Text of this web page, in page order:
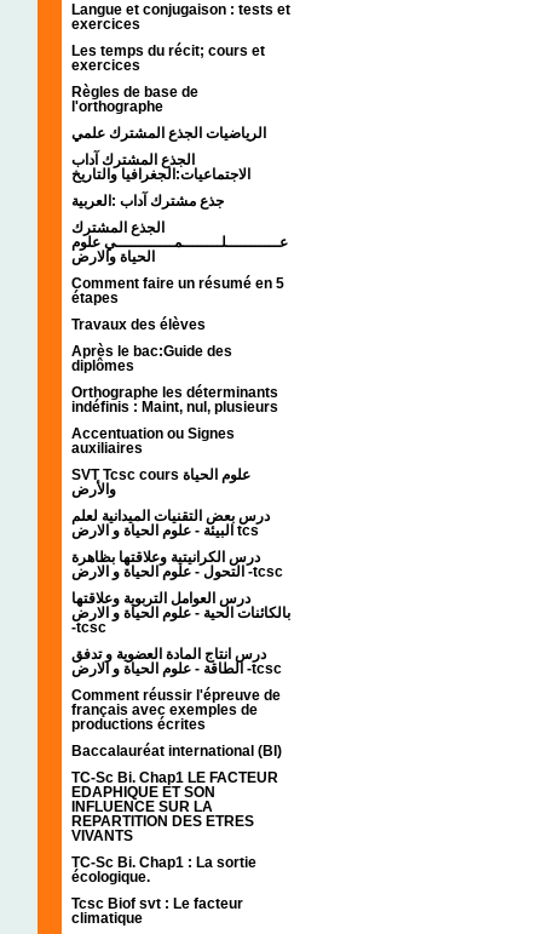
Langue et conjugaison : tests et
exercices
Les temps du récit; cours et
exercices
Règles de base de
l'orthographe
الرياضيات الجذع المشترك علمي
الجذع المشترك آداب
الاجتماعيات:الجغرافيا والتاريخ
جذع مشترك آداب :العربية
الجذع المشترك
عـــــــــــلــــــــمــــــــــــي علوم
الحياة والارض
Comment faire un résumé en 5
étapes
Travaux des élèves
Après le bac:Guide des
diplômes
Orthographe les déterminants
indéfinis : Maint, nul, plusieurs
Accentuation ou Signes
auxiliaires
SVT Tcsc cours علوم الحياة
والأرض
درس بعض التقنيات الميدانية لعلم
البيئة - علوم الحياة و الارض tcs
درس الكرانيتية وعلاقتها بظاهرة
التحول - علوم الحياة و الارض -tcsc
درس العوامل التربوية وعلاقتها
بالكائنات الحية - علوم الحياة و الارض
-tcsc
درس انتاج المادة العضوية و تدفق
الطاقة - علوم الحياة و الارض -tcsc
Comment réussir l'épreuve de
français avec exemples de
productions écrites
Baccalauréat international (BI)
TC-Sc Bi. Chap1 LE FACTEUR
EDAPHIQUE ET SON
INFLUENCE SUR LA
REPARTITION DES ETRES
VIVANTS
TC-Sc Bi. Chap1 : La sortie
écologique.
Tcsc Biof svt : Le facteur
climatique